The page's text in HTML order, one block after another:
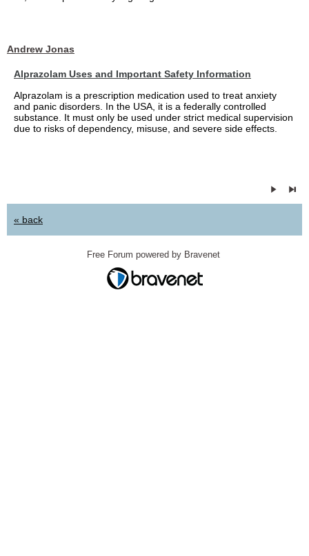
Andrew Jonas
Alprazolam Uses and Important Safety Information
Alprazolam is a prescription medication used to treat anxiety
and panic disorders. In the USA, it is a federally controlled
substance. It must only be used under strict medical supervision
due to risks of dependency, misuse, and severe side effects.
« back
Free Forum powered by Bravenet